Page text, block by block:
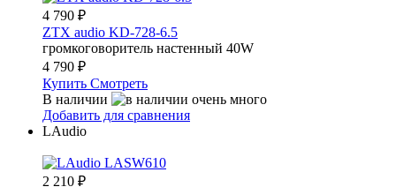
4 790 ₽
ZTX audio KD-728-6.5
громкоговоритель настенный 40W
4 790 ₽
Купить Смотреть
В наличии
Добавить для сравнения
LAudio
2 210 ₽